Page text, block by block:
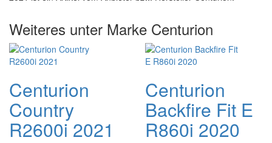
Weiteres unter Marke Centurion
Centurion
Country
R2600i 2021
Centurion
Backfire Fit E
R860i 2020